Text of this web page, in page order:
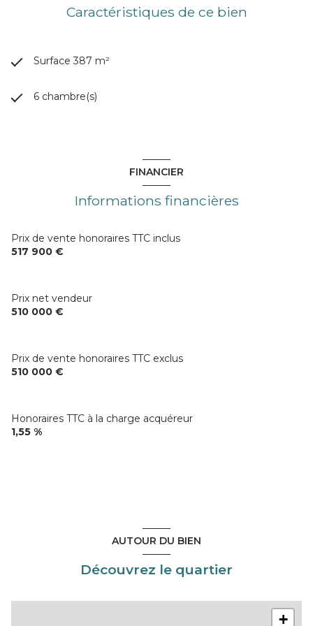
Caractéristiques de ce bien
Surface 387 m²
6 chambre(s)
FINANCIER
Informations financières
Prix de vente honoraires TTC inclus
517 900 €
Prix net vendeur
510 000 €
Prix de vente honoraires TTC exclus
510 000 €
Honoraires TTC à la charge acquéreur
1,55 %
AUTOUR DU BIEN
Découvrez le quartier
+